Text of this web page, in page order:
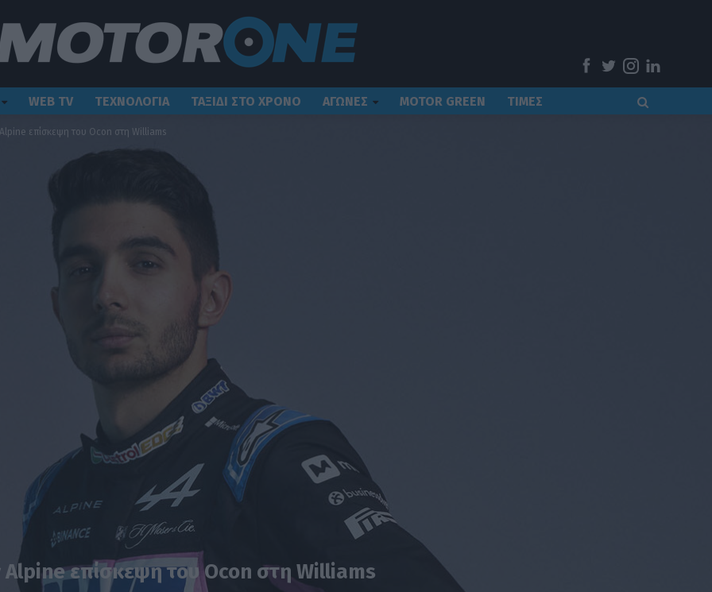
WEB TV ΤΕΧΝΟΛΟΓΙΑ ΤΑΞΙΔΙ ΣΤΟ ΧΡΟΝΟ ΑΓΩΝΕΣ MOTOR GREEN ΤΙΜΕΣ
επίσκεψη του Ocon στη Williams
επίσκεψη του Ocon στη Williams